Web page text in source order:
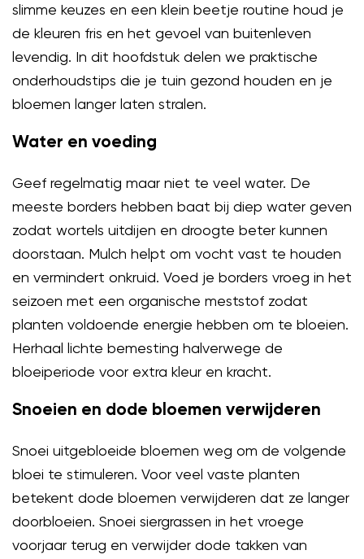
slimme keuzes en een klein beetje routine houd je
de kleuren fris en het gevoel van buitenleven
levendig. In dit hoofdstuk delen we praktische
onderhoudstips die je tuin gezond houden en je
bloemen langer laten stralen.
Water en voeding
Geef regelmatig maar niet te veel water. De
meeste borders hebben baat bij diep water geven
zodat wortels uitdijen en droogte beter kunnen
doorstaan. Mulch helpt om vocht vast te houden
en vermindert onkruid. Voed je borders vroeg in het
seizoen met een organische meststof zodat
planten voldoende energie hebben om te bloeien.
Herhaal lichte bemesting halverwege de
bloeiperiode voor extra kleur en kracht.
Snoeien en dode bloemen verwijderen
Snoei uitgebloeide bloemen weg om de volgende
bloei te stimuleren. Voor veel vaste planten
betekent dode bloemen verwijderen dat ze langer
doorbloeien. Snoei siergrassen in het vroege
voorjaar terug en verwijder dode takken van